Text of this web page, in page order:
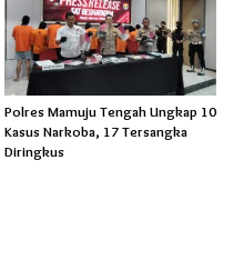
Polres Mamuju Tengah Ungkap 10
Kasus Narkoba, 17 Tersangka
Diringkus